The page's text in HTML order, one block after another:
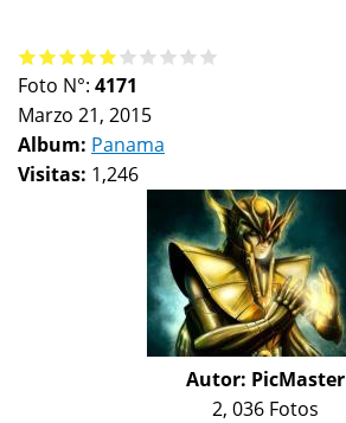
Foto N°: 4171
Marzo 21, 2015
Album: Panama
Visitas: 1,246
Autor: PicMaster
2, 036 Fotos